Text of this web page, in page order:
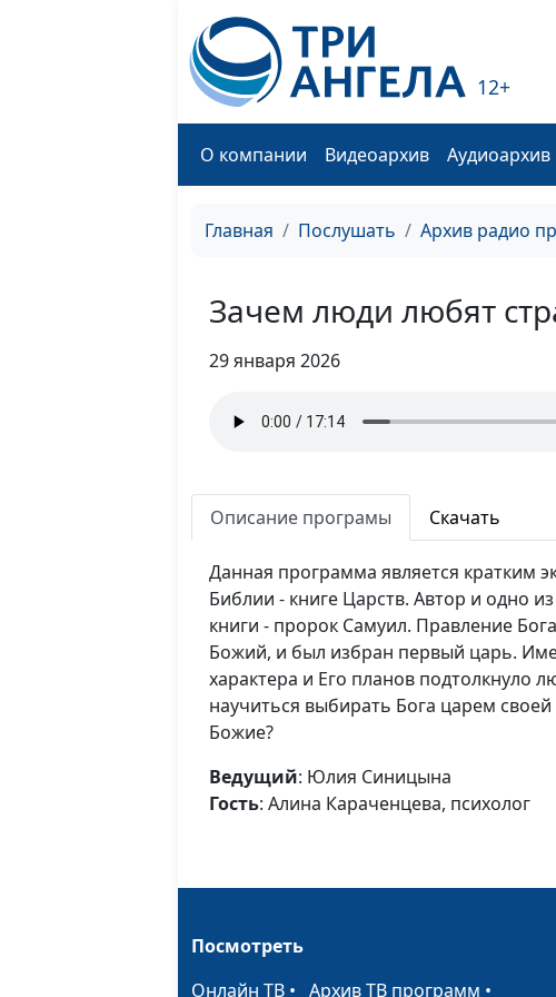
12+
О компании Видеоархив Аудиоархив
Главная Послушать Архив радио
Зачем люди любят
29 января 2026
Описание програмы Скачать
Данная программа является кратким
Библии - книге Царств. Автор и одно
книги - пророк Самуил. Правление
Божий, и был избран первый царь.
характера и Его планов подтолкнуло
научиться выбирать Бога царем
Божие?
Ведущий: Юлия Синицына
Гость: Алина Караченцева, психолог
Посмотреть
Онлайн ТВ • Архив ТВ программ •